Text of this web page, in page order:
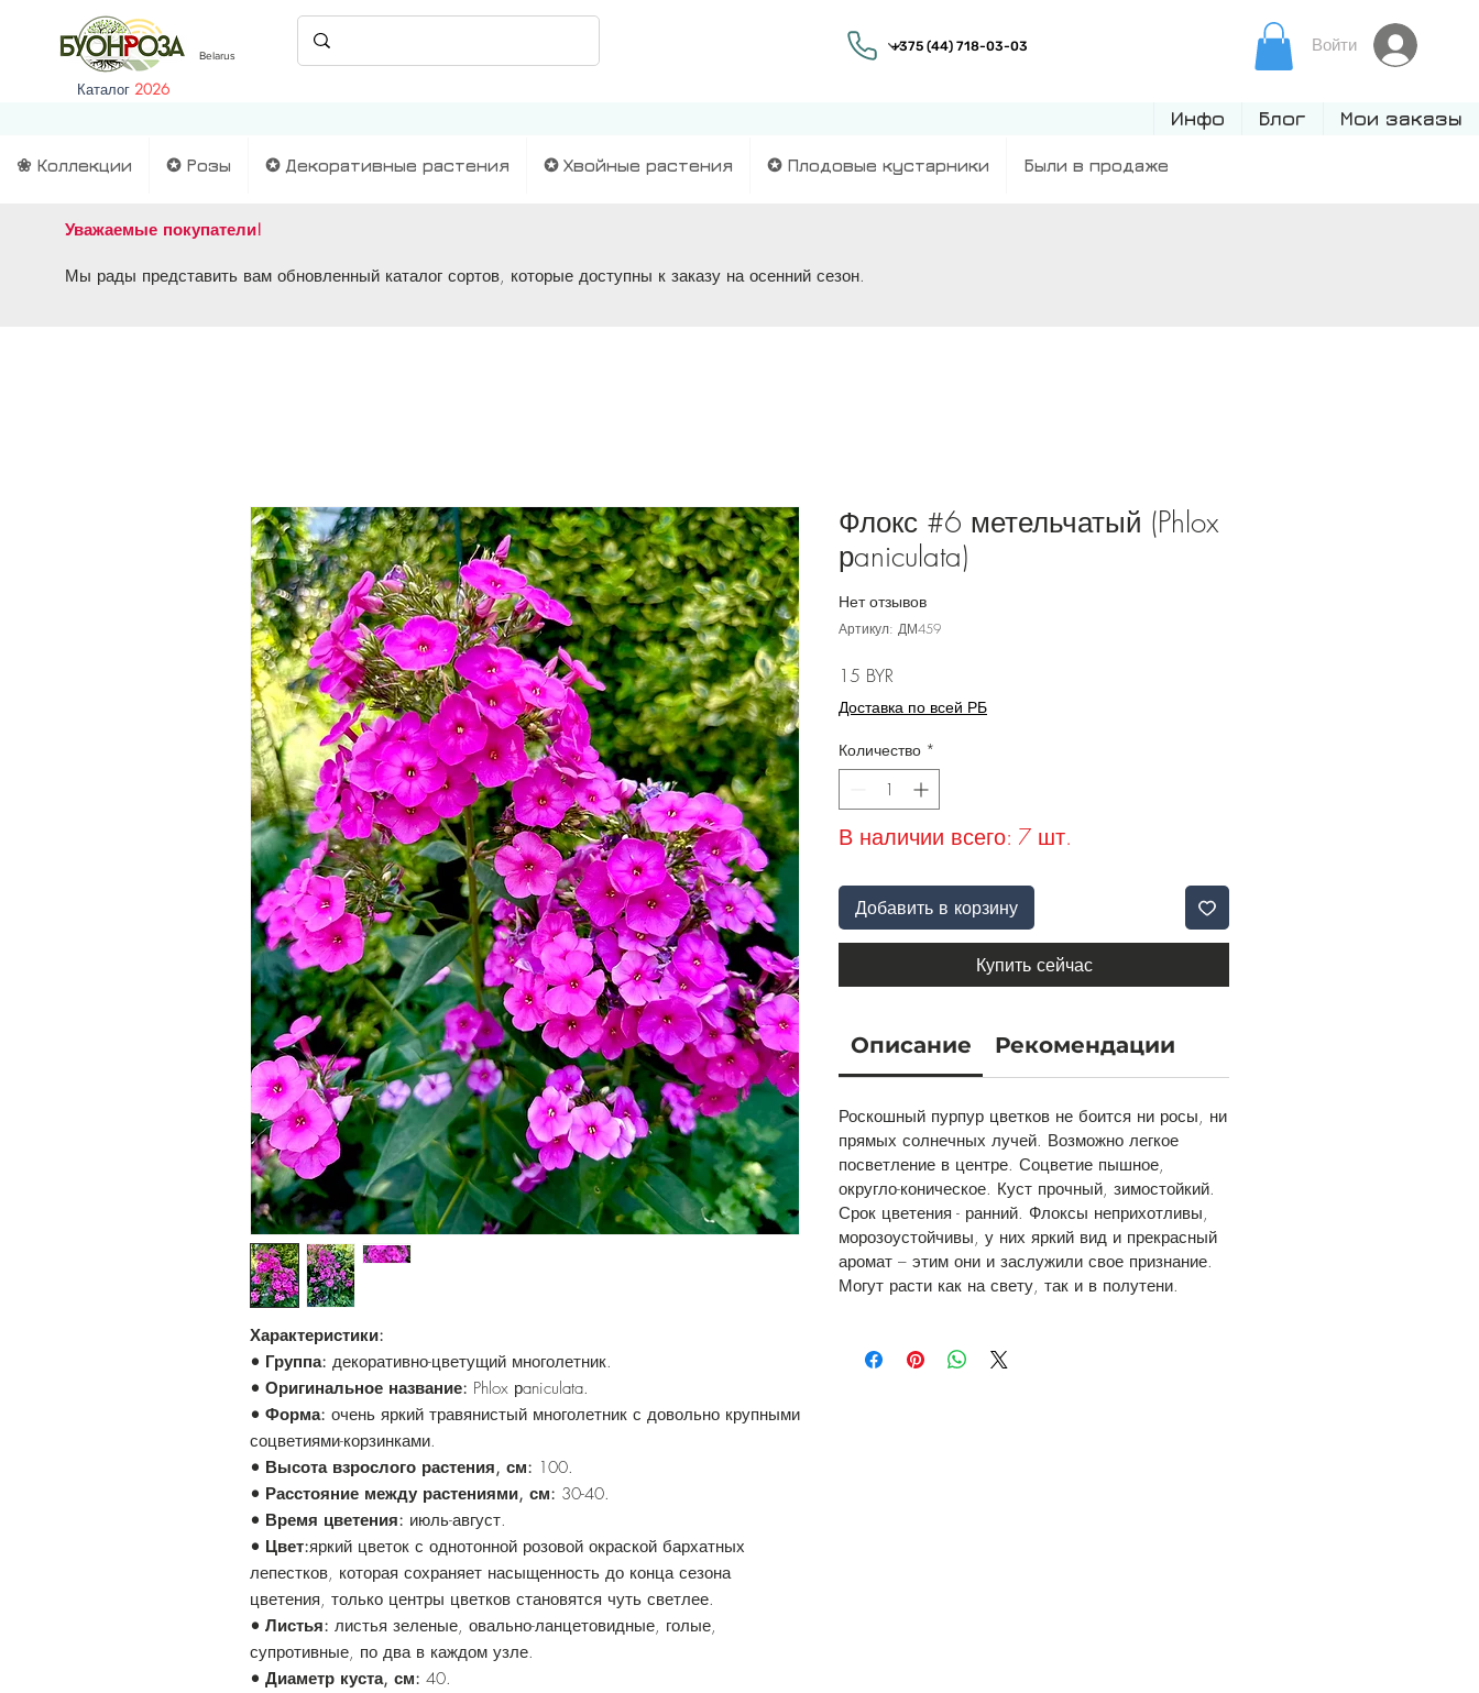
Belarus
Каталог 2026
Войти
Инфо Блог Мои заказы
❀ Коллекции ✪ Розы ✪ Декоративные растения ✪ Хвойные растения ✪ Плодовые кустарники Были в продаже
Уважаемые покупатели!
Мы рады представить вам обновленный каталог сортов, которые доступны к заказу на осенний сезон.
Характеристики:
• Группа: декоративно-цветущий многолетник.
• Оригинальное название: Phlox рaniculata.
• Форма: очень яркий травянистый многолетник с довольно крупными
соцветиями-корзинками.
• Высота взрослого растения, см: 100.
• Расстояние между растениями, см: 30-40.
• Время цветения: июль-август.
• Цвет:яркий цветок с однотонной розовой окраской бархатных
лепестков, которая сохраняет насыщенность до конца сезона
цветения, только центры цветков становятся чуть светлее.
• Листья: листья зеленые, овально-ланцетовидные, голые,
супротивные, по два в каждом узле.
• Диаметр куста, см: 40.
Флокс #6 метельчатый (Phlox
рaniculata)
Нет отзывов
Артикул: ДМ459
15 BYR
Доставка по всей РБ
Количество *
В наличии всего: 7 шт.
Добавить в корзину
Купить сейчас
Описание Рекомендации
Роскошный пурпур цветков не боится ни росы, ни
прямых солнечных лучей. Возможно легкое
посветление в центре. Соцветие пышное,
округло-коническое. Куст прочный, зимостойкий.
Срок цветения - ранний. Флоксы неприхотливы,
морозоустойчивы, у них яркий вид и прекрасный
аромат – этим они и заслужили свое признание.
Могут расти как на свету, так и в полутени.